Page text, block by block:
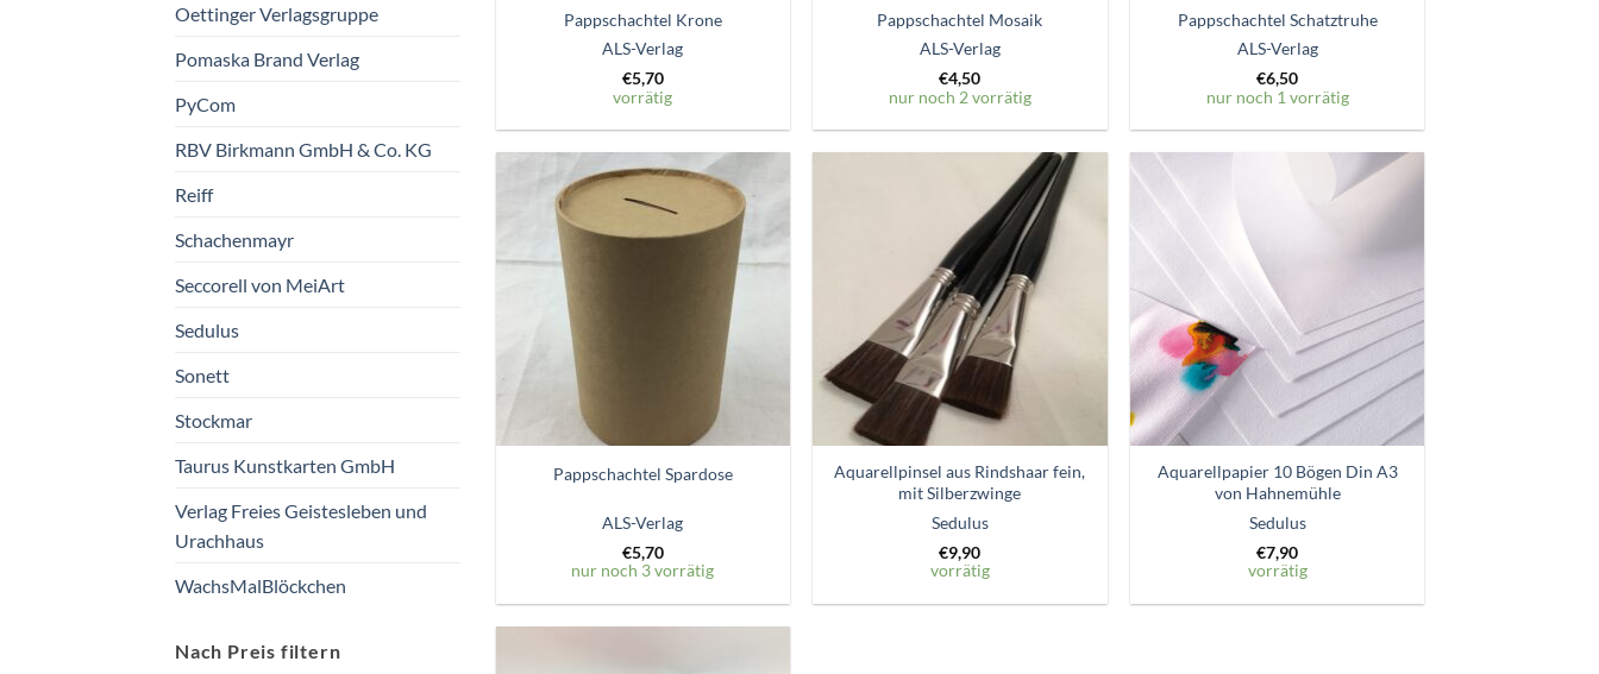
Oettinger Verlagsgruppe
Pomaska Brand Verlag
PyCom
RBV Birkmann GmbH & Co. KG
Reiff
Schachenmayr
Seccorell von MeiArt
Sedulus
Sonett
Stockmar
Taurus Kunstkarten GmbH
Verlag Freies Geistesleben und
Urachhaus
WachsMalBlöckchen
Nach Preis filtern
Pappschachtel Krone
ALS-Verlag
€5,70
vorrätig
Pappschachtel Mosaik
ALS-Verlag
€4,50
nur noch 2 vorrätig
Pappschachtel Schatztruhe
ALS-Verlag
€6,50
nur noch 1 vorrätig
Zum
Wunschzettel
hinzufügen
Pappschachtel Spardose
ALS-Verlag
€5,70
nur noch 3 vorrätig
Zum
Wunschzettel
hinzufügen
Aquarellpinsel aus Rindshaar fein,
mit Silberzwinge
Sedulus
€9,90
vorrätig
Aquarellpapier 10 Bögen Din A3
von Hahnemühle
Sedulus
€7,90
vorrätig